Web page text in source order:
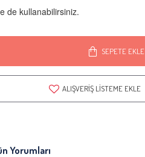
de kullanabilirsiniz.
SEPETE EKLE
ALIŞVERIŞ LISTEME EKLE
Yorumları